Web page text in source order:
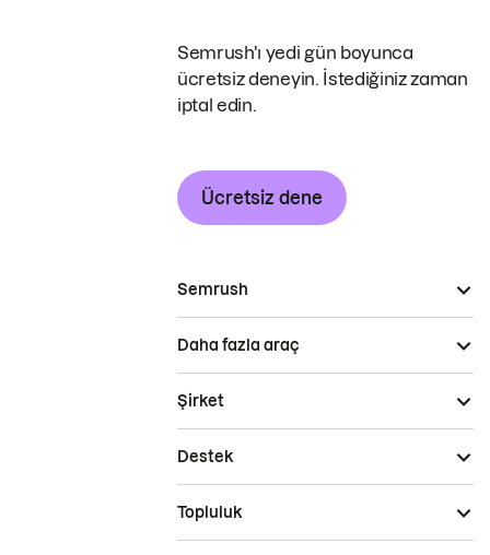
Semrush'ı yedi gün boyunca
ücretsiz deneyin. İstediğiniz zaman
iptal edin.
Ücretsiz dene
Semrush
Daha fazla araç
Şirket
Destek
Topluluk